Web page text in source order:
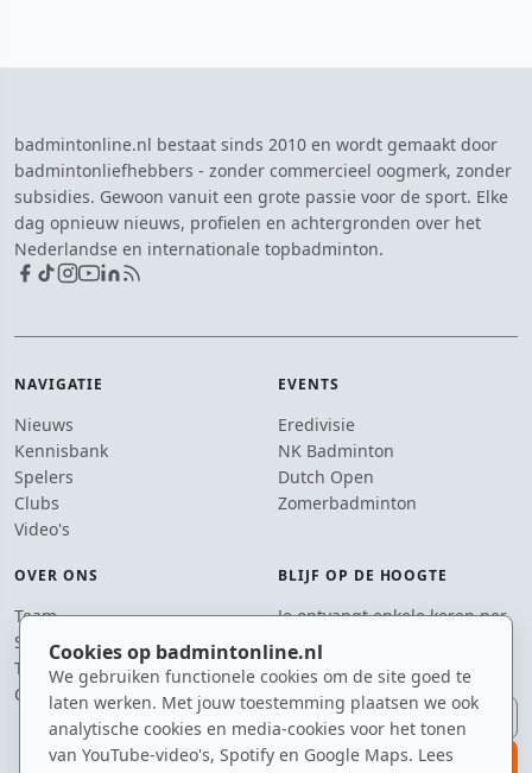
Cookies op badmintonline.nl
We gebruiken functionele cookies om de site goed te
laten werken. Met jouw toestemming plaatsen we ook
analytische cookies en media-cookies voor het tonen
van YouTube-video's, Spotify en Google Maps. Lees
badmintonline.nl bestaat sinds 2010 en wordt gemaakt door
badmintonliefhebbers - zonder commercieel oogmerk, zonder
subsidies. Gewoon vanuit een grote passie voor de sport. Elke
dag opnieuw nieuws, profielen en achtergronden over het
Nederlandse en internationale topbadminton.
NAVIGATIE
Nieuws
Kennisbank
Spelers
Clubs
Video's
EVENTS
Eredivisie
NK Badminton
Dutch Open
Zomerbadminton
OVER ONS
Team
Supporters
Tip de redactie
Contact
BLIJF OP DE HOOGTE
Je ontvangt enkele keren per
jaar een e-mail met het
laatste badmintonnieuws.
E-mailadres
aanmelden